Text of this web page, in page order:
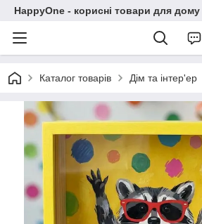
HappyOne - корисні товари для дому
Каталог товарів Дім та інтер'ер